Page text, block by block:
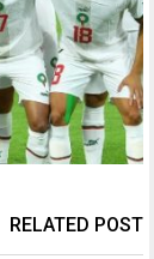
RELATED POST